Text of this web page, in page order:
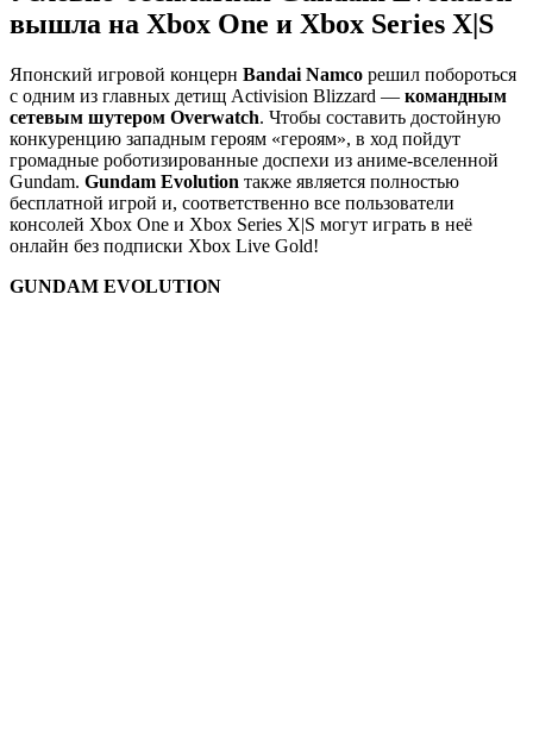
вышла на Xbox One и Xbox Series X|S
Японский игровой концерн Bandai Namco решил побороться
с одним из главных детищ Activision Blizzard — командным
сетевым шутером Overwatch. Чтобы составить достойную
конкуренцию западным героям «героям», в ход пойдут
громадные роботизированные доспехи из аниме-вселенной
Gundam. Gundam Evolution также является полностью
бесплатной игрой и, соответственно все пользователи
консолей Xbox One и Xbox Series X|S могут играть в неё
онлайн без подписки Xbox Live Gold!
GUNDAM EVOLUTION